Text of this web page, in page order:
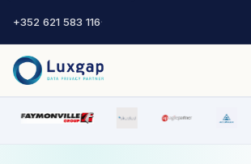
+352 621 583 116·